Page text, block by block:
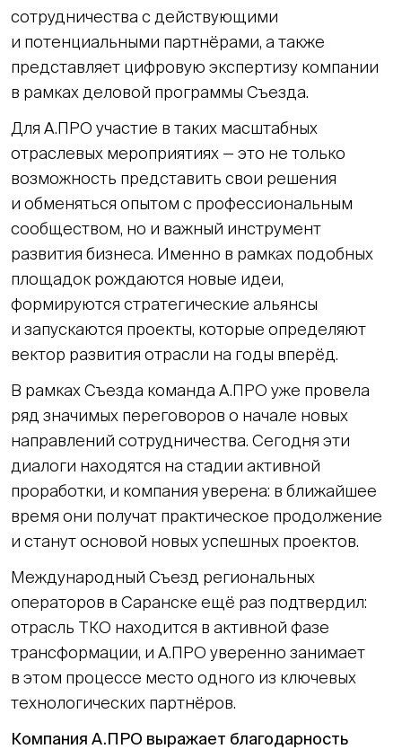
сотрудничества с действующими
и потенциальными партнёрами, а также
представляет цифровую экспертизу компании
в рамках деловой программы Съезда.
Для А.ПРО участие в таких масштабных
отраслевых мероприятиях — это не только
возможность представить свои решения
и обменяться опытом с профессиональным
сообществом, но и важный инструмент
развития бизнеса. Именно в рамках подобных
площадок рождаются новые идеи,
формируются стратегические альянсы
и запускаются проекты, которые определяют
вектор развития отрасли на годы вперёд.
В рамках Съезда команда А.ПРО уже провела
ряд значимых переговоров о начале новых
направлений сотрудничества. Сегодня эти
диалоги находятся на стадии активной
проработки, и компания уверена: в ближайшее
время они получат практическое продолжение
и станут основой новых успешных проектов.
Международный Съезд региональных
операторов в Саранске ещё раз подтвердил:
отрасль ТКО находится в активной фазе
трансформации, и А.ПРО уверенно занимает
в этом процессе место одного из ключевых
технологических партнёров.
Компания А.ПРО выражает благодарность